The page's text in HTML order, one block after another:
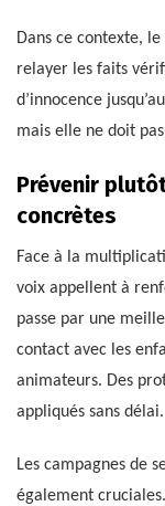
Dans ce contexte,
relayer les faits
d’innocence
mais elle ne doit
Prévenir
concrètes
Face à la
voix appellent à
passe par une
contact avec les
animateurs. Des
appliqués sans délai.
Les campagnes de
également